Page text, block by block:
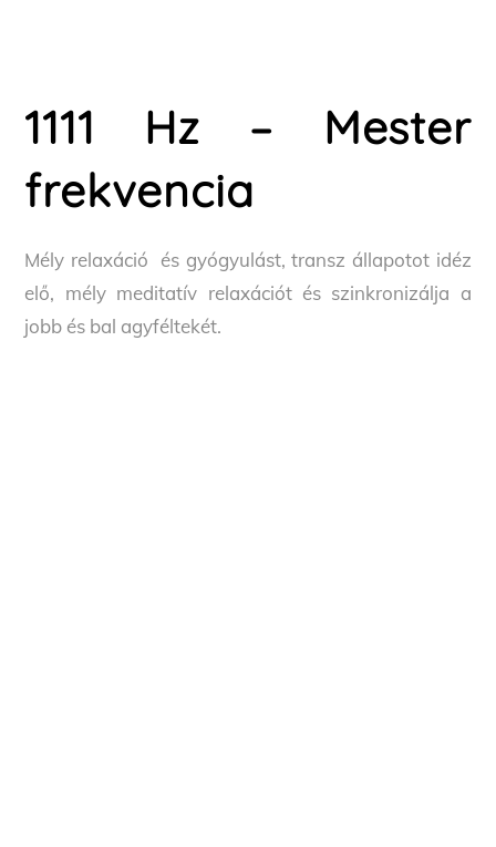
1111 Hz – Mester
frekvencia
Mély relaxáció és gyógyulást, transz állapotot idéz
elő, mély meditatív relaxációt és szinkronizálja a
jobb és bal agyféltekét.